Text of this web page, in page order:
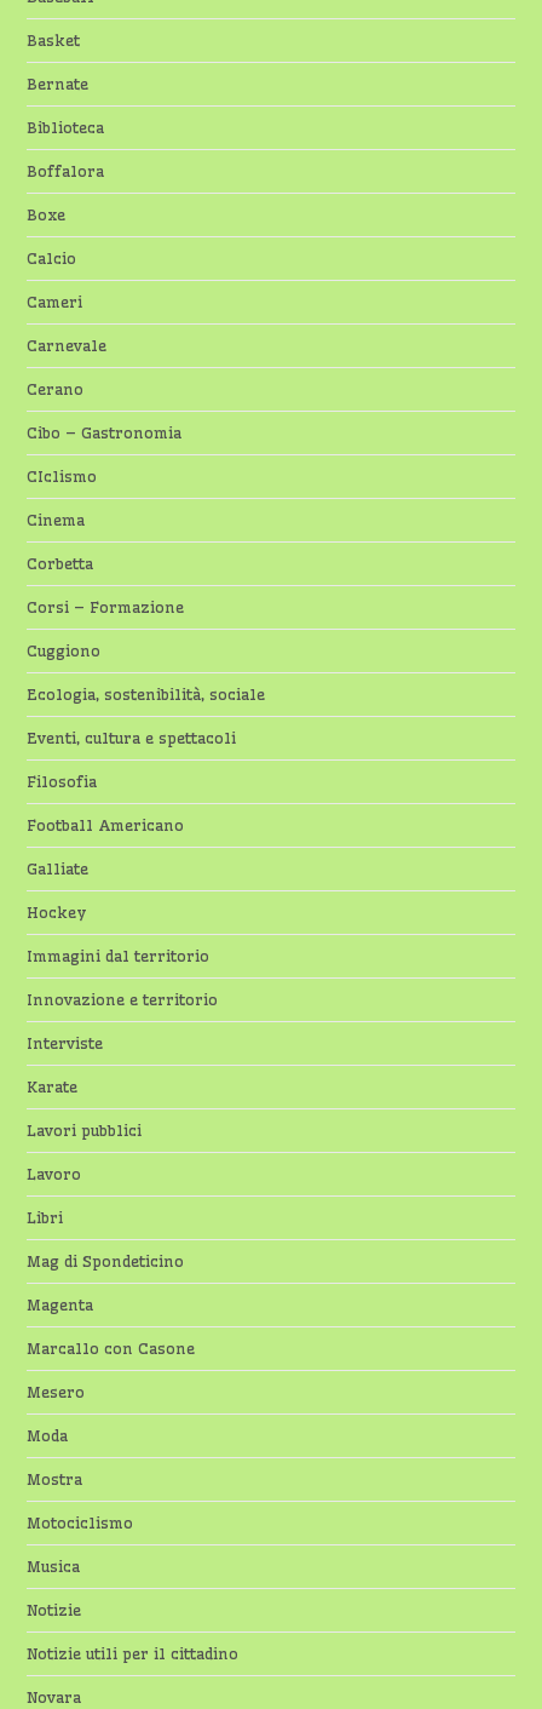
Basket
Bernate
Biblioteca
Boffalora
Boxe
Calcio
Cameri
Carnevale
Cerano
Cibo – Gastronomia
CIclismo
Cinema
Corbetta
Corsi – Formazione
Cuggiono
Ecologia, sostenibilità, sociale
Eventi, cultura e spettacoli
Filosofia
Football Americano
Galliate
Hockey
Immagini dal territorio
Innovazione e territorio
Interviste
Karate
Lavori pubblici
Lavoro
Libri
Mag di Spondeticino
Magenta
Marcallo con Casone
Mesero
Moda
Mostra
Motociclismo
Musica
Notizie
Notizie utili per il cittadino
Novara